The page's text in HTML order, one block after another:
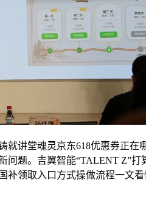
堂魂灵京东618优惠券正在
问题。吉翼智能“TALENT Z”
补领取入口方式操做流程一文